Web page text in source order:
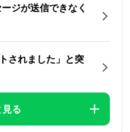
ジが送信できなく
されました」と突
見る